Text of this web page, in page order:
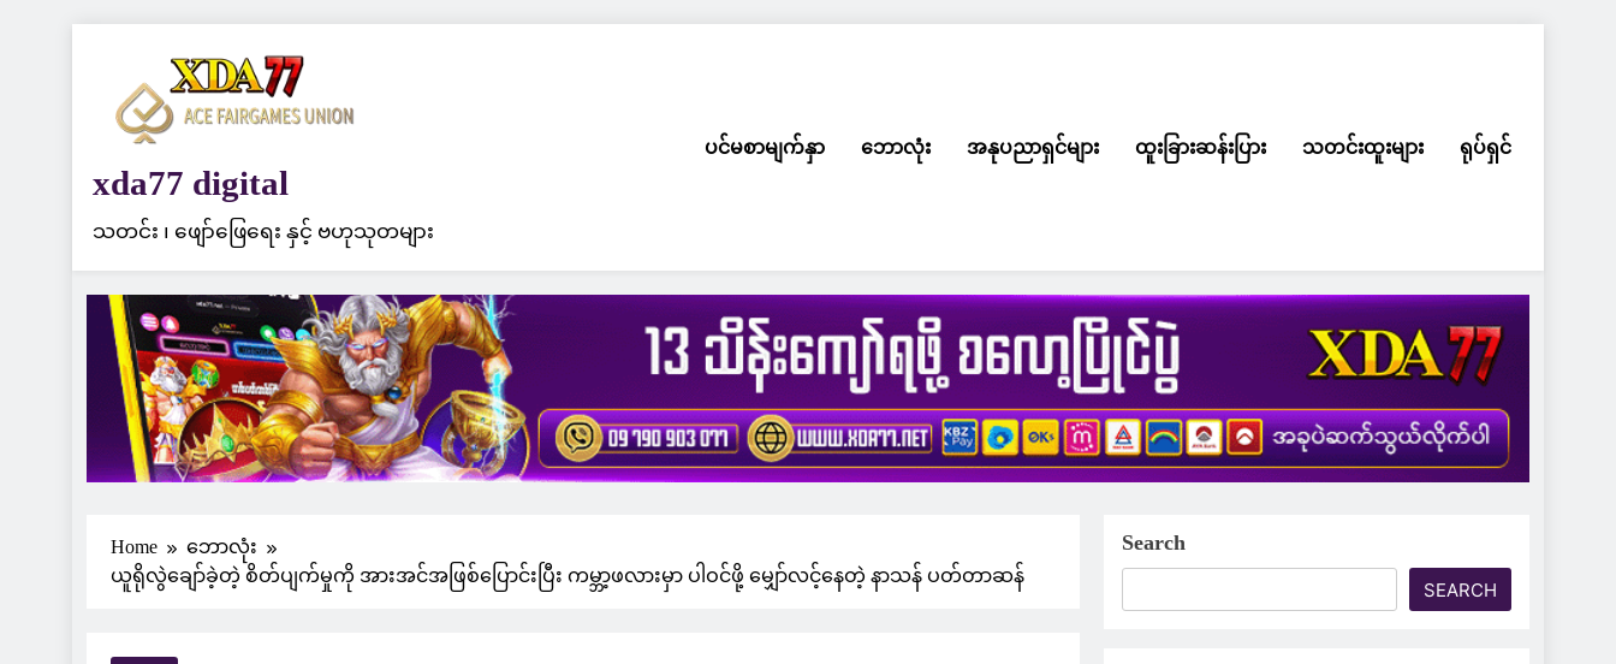
xda77 digital
သတင်း ၊ ဖျော်ဖြေရေး နှင့် ဗဟုသုတများ
ပင်မစာမျက်နှာ ဘောလုံး အနုပညာရှင်များ ထူးခြားဆန်းပြား သတင်းထူးများ ရုပ်ရှင်
Home
ဘောလုံး
ယူရိုလွဲချော်ခဲ့တဲ့ စိတ်ပျက်မှုကို အားအင်အဖြစ်ပြောင်းပြီး ကမ္ဘာ့ဖလားမှာ ပါဝင်ဖို့ မျှော်လင့်နေတဲ့ နာသန် ပတ်တာဆန်
Search
SEARCH